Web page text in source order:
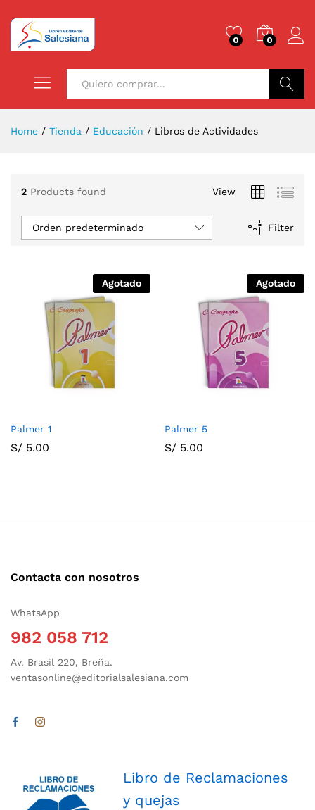
0 0
Home / Tienda / Educación / Libros de Actividades
2 Products found View
Filter
Orden predeterminado
Agotado
Palmer 1
S/ 5.00
Agotado
Palmer 5
S/ 5.00
Contacta con nosotros
WhatsApp
982 058 712
Av. Brasil 220, Breña.
ventasonline@editorialsalesiana.com
Libro de Reclamaciones
y quejas